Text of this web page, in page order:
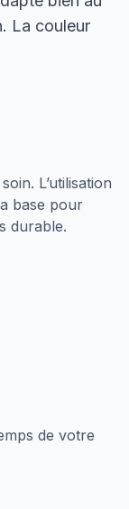
La couleur
L’utilisation
base pour
durable.
de votre